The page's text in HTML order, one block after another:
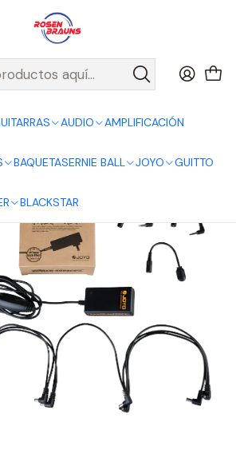
AUDIO AMPLIFICACIÓN
BAQUETASERNIE BALL JOYO GUITTO
BLACKSTAR
$25.000 en Santiago urbano, Colina o
el despacho!
Ver Detalles
DE PODER Fuente de Poder JP-03